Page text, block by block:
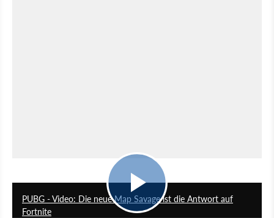
PUBG - Video: Die neue Map Savage ist die Antwort auf
Fortnite